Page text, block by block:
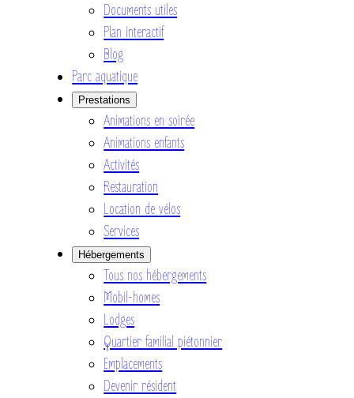
Documents utiles
Plan interactif
Blog
Parc aquatique
Prestations
Animations en soirée
Animations enfants
Activités
Restauration
Location de vélos
Services
Hébergements
Tous nos hébergements
Mobil-homes
Lodges
Quartier familial piétonnier
Emplacements
Devenir résident